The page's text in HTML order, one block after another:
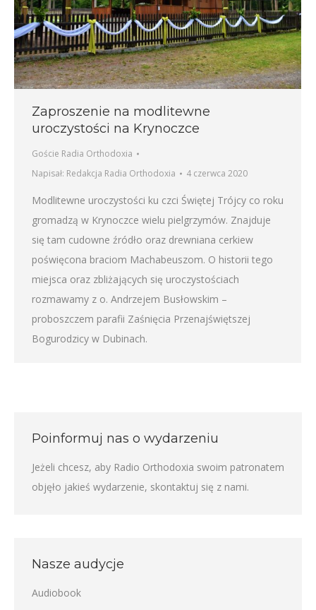
Zaproszenie na modlitewne
uroczystości na Krynoczce
Goście Radia Orthodoxia
Napisał: Redakcja Radia Orthodoxia 4 czerwca 2020
Modlitewne uroczystości ku czci Świętej Trójcy co roku
gromadzą w Krynoczce wielu pielgrzymów. Znajduje
się tam cudowne źródło oraz drewniana cerkiew
poświęcona braciom Machabeuszom. O historii tego
miejsca oraz zbliżających się uroczystościach
rozmawamy z o. Andrzejem Busłowskim –
proboszczem parafii Zaśnięcia Przenajświętszej
Bogurodzicy w Dubinach.
Poinformuj nas o wydarzeniu
Jeżeli chcesz, aby Radio Orthodoxia swoim patronatem
objęło jakieś wydarzenie, skontaktuj się z nami.
Nasze audycje
Audiobook